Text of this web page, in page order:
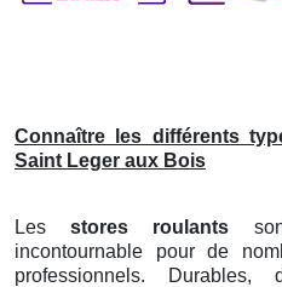
Connaître les différents
Saint Leger aux Bois
Lesstores roulants
incontournable pour de
professionnels.